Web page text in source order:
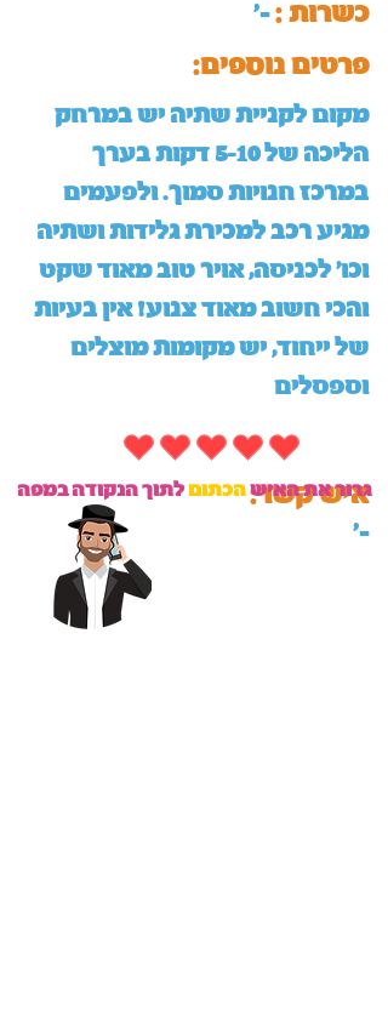
'- כשרות :
:פרטים נוספים
מקום לקניית שתיה יש במרחק
הליכה של 5-10 דקות בערך
במרכז חנויות סמוך. ולפעמים
מגיע רכב למכירת גלידות ושתיה
וכו' לכניסה, אויר טוב מאוד שקט
והכי חשוב מאוד צנוע! אין בעיות
של ייחוד, יש מקומות מוצלים
וספסלים
'-
:איש קשר
גרור את האישהכתוםלתוך הנקודה במפה